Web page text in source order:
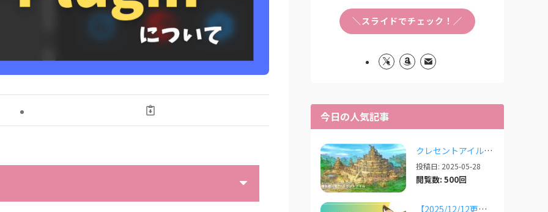
＼スライドでチェック！／
今日の人気記事
クレセントアイルで使えるツール情報まとめ【2026/07/30更新】
投稿日: 2025-05-28
閲覧数: 500回
【2025/12/12更新】多機能ランチャー「XIVLauncher」の導入方法・使い方について